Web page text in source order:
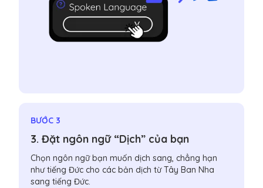
BƯỚC 3
3. Đặt ngôn ngữ “Dịch” của bạn
Chọn ngôn ngữ bạn muốn dịch sang, chẳng hạn
như tiếng Đức cho các bản dịch từ Tây Ban Nha
sang tiếng Đức.